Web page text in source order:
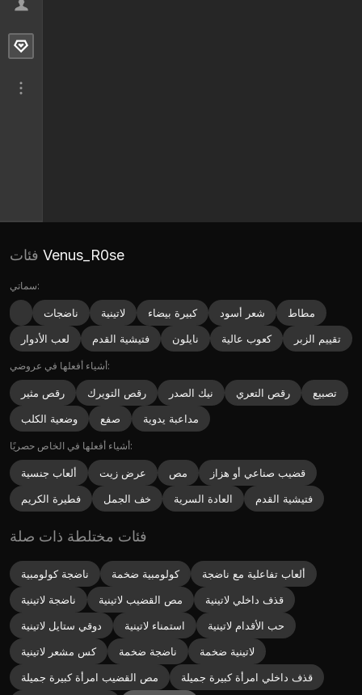
Venus_R0se
سماتي:
ناضجات لاتينية كبيرة بيضاء شعر أسود
مطاط
لعب الأدوار
فتيشية القدم نايلون كعوب عالية تقييم الزبر
أشياء أفعلها في عروضي:
رقص مثير رقص التويرك نيك الصدر رقص التعري
تصبيع
وضعية الكلب
صفع مداعبة يدوية
أشياء أفعلها في الخاص حصريًا:
ألعاب جنسية عرض زيت مص
قضيب صناعي أو هزاز
فطيرة الكريم
خف الجمل العادة السرية فتيشية القدم
فئات مختلطة ذات صلة
ناضجة كولومبية كولومبية ضخمة
ألعاب تفاعلية مع ناضجة
ناضجة لاتينية
مص القضيب لاتينية
قذف داخلي لاتينية
دوقي ستايل لاتينية
استمناء لاتينية
حب الأقدام لاتينية
كس مشعر لاتينية
ناضجة ضخمة
لاتينية ضخمة
مص القضيب امرأة كبيرة جميلة
قذف داخلي امرأة كبيرة جميلة